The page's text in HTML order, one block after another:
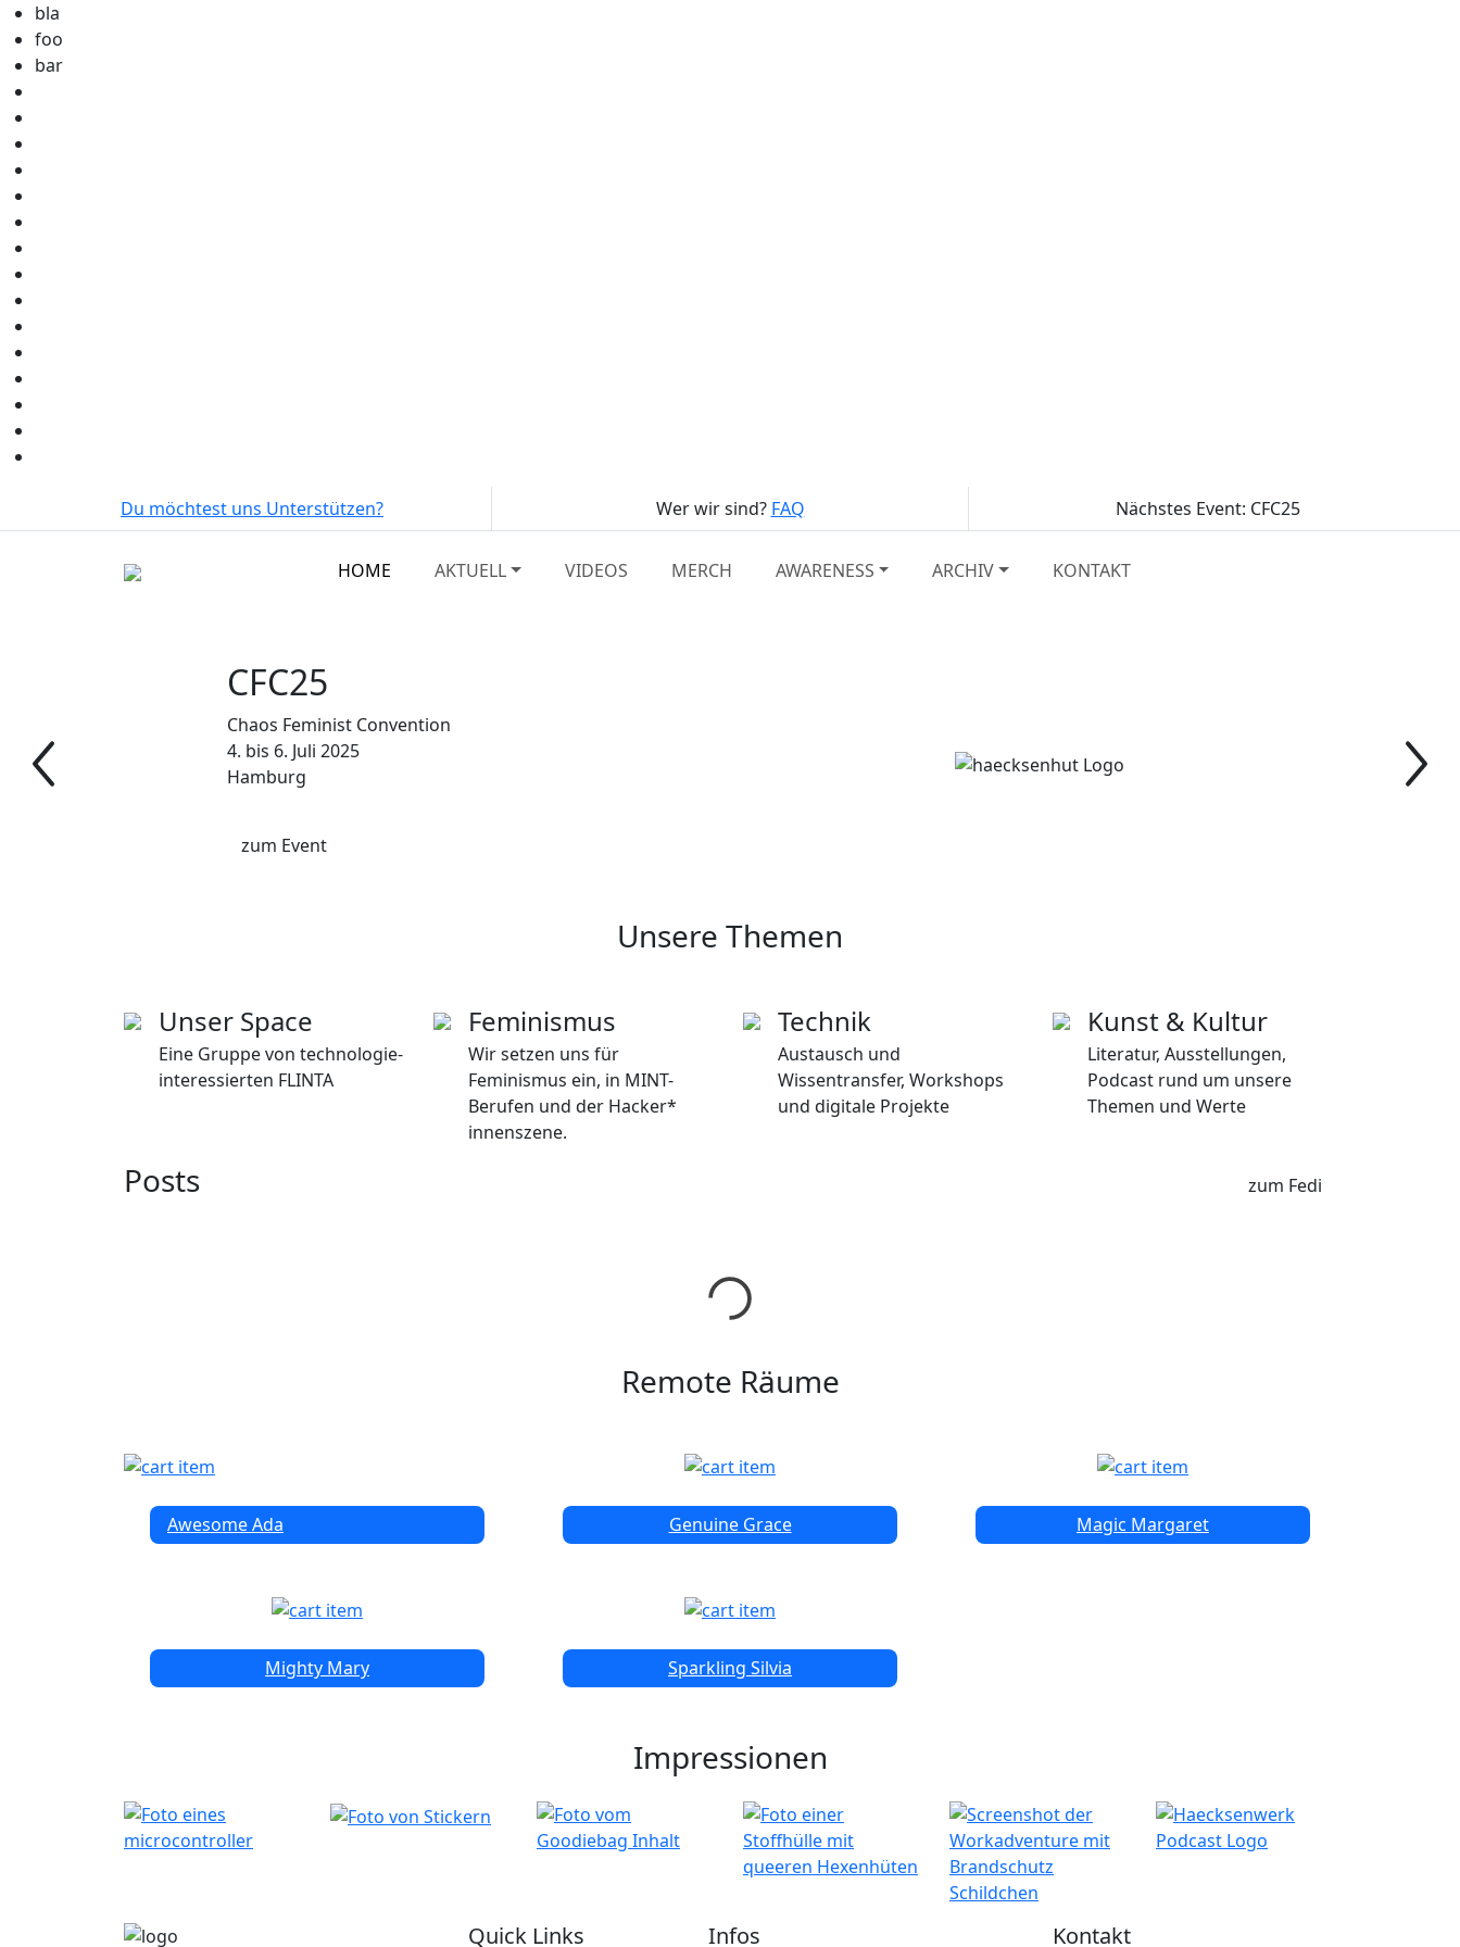
bla
foo
bar
Du möchtest uns Unterstützen? Wer wir sind? FAQ Nächstes Event: CFC25
HOME AKTUELL VIDEOS MERCH AWARENESS ARCHIV KONTAKT
CFC25
Chaos Feminist Convention
4. bis 6. Juli 2025
Hamburg
zum Event
Unsere Themen
Unser Space
Eine Gruppe von technologie-
interessierten FLINTA
Feminismus
Wir setzen uns für
Feminismus ein, in MINT-
Berufen und der Hacker*
innenszene.
Technik
Austausch und
Wissentransfer, Workshops
und digitale Projekte
Kunst & Kultur
Literatur, Ausstellungen,
Podcast rund um unsere
Themen und Werte
Posts zum Fedi
Remote Räume
Awesome Ada Genuine Grace Magic Margaret
Mighty Mary Sparkling Silvia
Impressionen
Quick Links Infos Kontakt